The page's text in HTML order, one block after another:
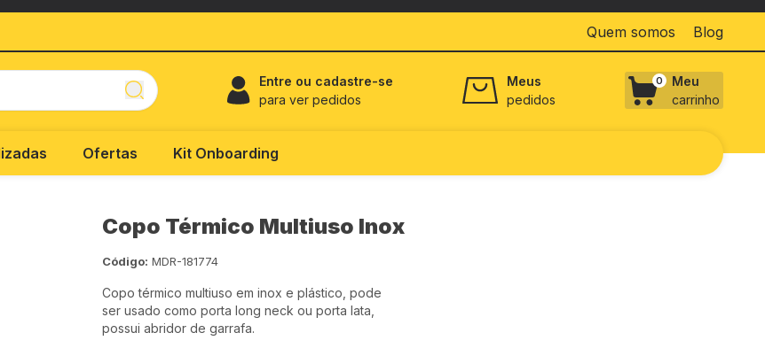
Quem somos Blog
Entre ou cadastre-se
para ver pedidos
Meus
pedidos
0
Meu
carrinho
Ofertas Kit Onboarding
Copo Térmico Multiuso Inox
Código: MDR-181774
Copo térmico multiuso em inox e plástico, pode
ser usado como porta long neck ou porta lata,
possui abridor de garrafa.